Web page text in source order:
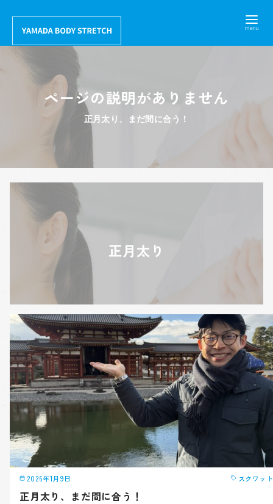
テ
ページの説明がありません
正月太り、まだ間に合う！
正月太り
2026年1月9日 スクワット
正月太り、まだ間に合う！